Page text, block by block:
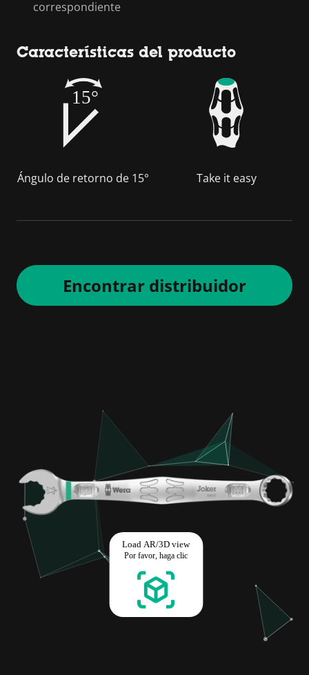
correspondiente
Características del producto
15°
Ángulo de retorno de 15° Take it easy
Encontrar distribuidor